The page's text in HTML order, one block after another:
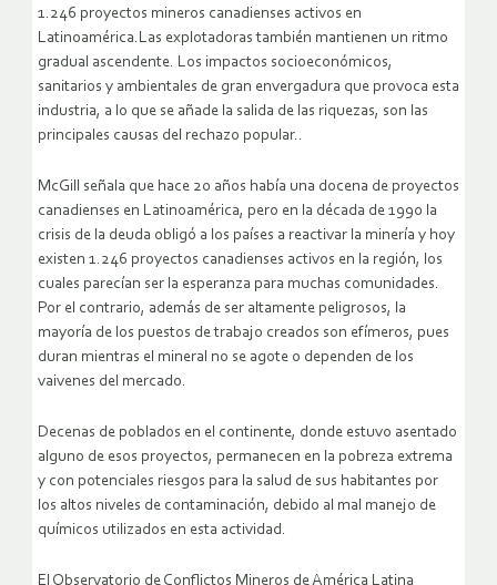
1.246 proyectos mineros canadienses activos en
Latinoamérica.Las explotadoras también mantienen un ritmo
gradual ascendente. Los impactos socioeconómicos,
sanitarios y ambientales de gran envergadura que provoca esta
industria, a lo que se añade la salida de las riquezas, son las
principales causas del rechazo popular..
McGill señala que hace 20 años había una docena de proyectos
canadienses en Latinoamérica, pero en la década de 1990 la
crisis de la deuda obligó a los países a reactivar la minería y hoy
existen 1.246 proyectos canadienses activos en la región, los
cuales parecían ser la esperanza para muchas comunidades.
Por el contrario, además de ser altamente peligrosos, la
mayoría de los puestos de trabajo creados son efímeros, pues
duran mientras el mineral no se agote o dependen de los
vaivenes del mercado.
Decenas de poblados en el continente, donde estuvo asentado
alguno de esos proyectos, permanecen en la pobreza extrema
y con potenciales riesgos para la salud de sus habitantes por
los altos niveles de contaminación, debido al mal manejo de
químicos utilizados en esta actividad.
El Observatorio de Conflictos Mineros de América Latina